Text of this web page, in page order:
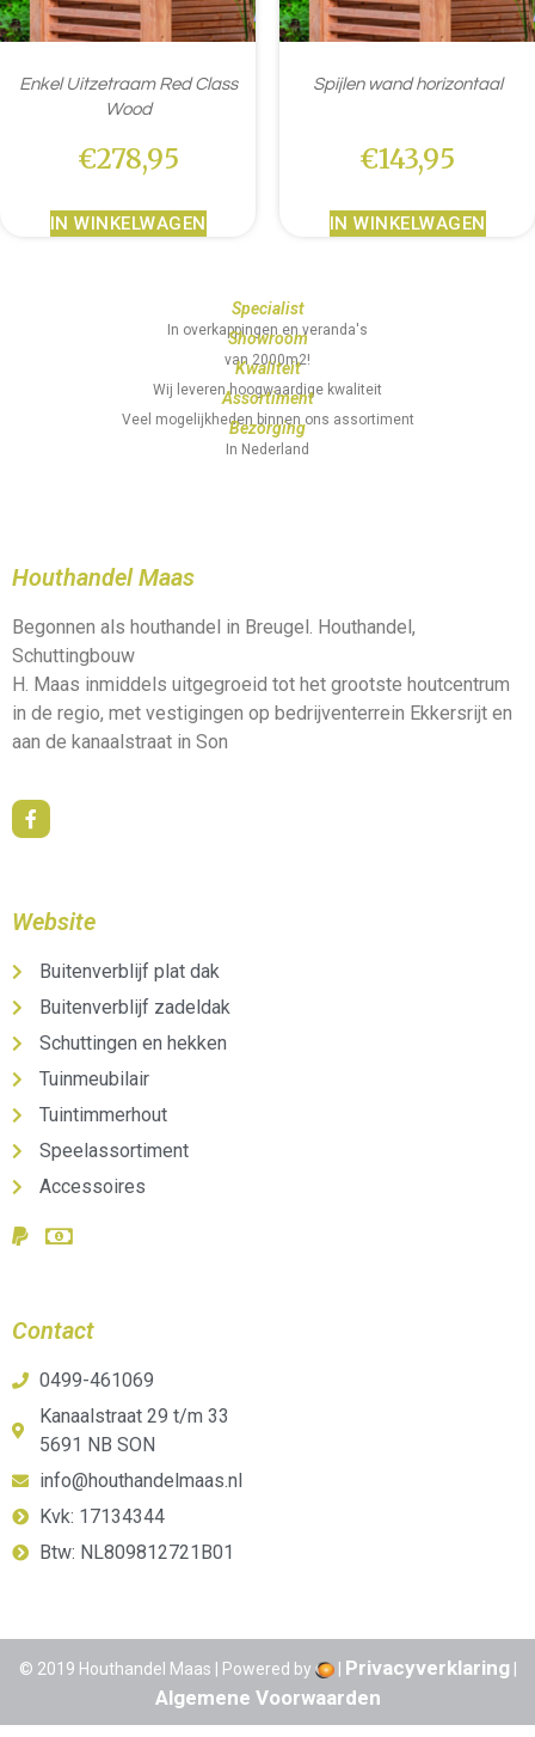
Enkel Uitzetraam Red Class
Wood
€278,95
IN WINKELWAGEN
Spijlen wand horizontaal
€143,95
IN WINKELWAGEN
Specialist
In overkappingen en veranda's
Showroom
van 2000m2!
Kwaliteit
Wij leveren hoogwaardige kwaliteit
Assortiment
Veel mogelijkheden binnen ons assortiment
Bezorging
In Nederland
Houthandel Maas
Begonnen als houthandel in Breugel. Houthandel,
Schuttingbouw
H. Maas inmiddels uitgegroeid tot het grootste houtcentrum
in de regio, met vestigingen op bedrijventerrein Ekkersrijt en
aan de kanaalstraat in Son
Website
Buitenverblijf plat dak
Buitenverblijf zadeldak
Schuttingen en hekken
Tuinmeubilair
Tuintimmerhout
Speelassortiment
Accessoires
Contact
0499-461069
Kanaalstraat 29 t/m 33
5691 NB SON
info@houthandelmaas.nl
Kvk: 17134344
Btw: NL809812721B01
© 2019 Houthandel Maas | Powered by | Privacyverklaring|
Algemene Voorwaarden